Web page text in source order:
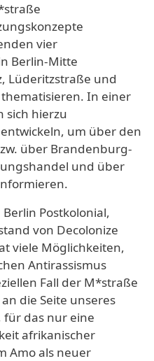
vier
Berlin-Mitte
Lüderitzstraße und
In einer
sich hierzu
um über den
über Brandenburg-
und über
Postkolonial,
von Decolonize
viele Möglichkeiten,
Antirassismus
Fall der M*straße
die Seite unseres
für das nur eine
afrikanischer
Amo als neuer